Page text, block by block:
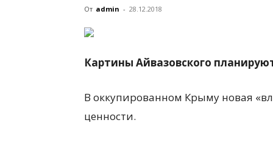
обо
От admin - 28.12.2018
Картины Айвазовского
В оккупированном Крыму новая
ценности.